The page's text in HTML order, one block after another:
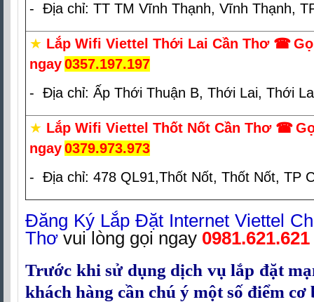
- Địa chỉ: TT TM Vĩnh Thạnh, Vĩnh Thạnh,
★ Lắp Wifi Viettel Thới Lai Cần Thơ ☎
ngay0357.197.197
- Địa chỉ: Ấp Thới Thuận B, Thới Lai, Thới
★ Lắp Wifi Viettel Thốt Nốt Cần Thơ ☎
ngay0379.973.973
- Địa chỉ: 478 QL91,Thốt Nốt, Thốt Nốt, TP
Đăng Ký Lắp Đặt Internet Viettel
Thơ vui lòng gọi ngay 0981.621.621
Trước khi sử dụng dịch vụ lắp đặt
khách hàng cần chú ý một số điểm cơ